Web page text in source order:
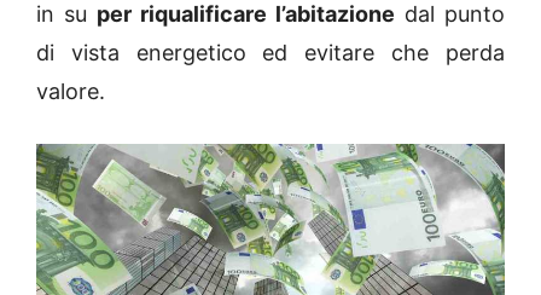
in su per riqualificare l’abitazione dal punto
di vista energetico ed evitare che perda
valore.